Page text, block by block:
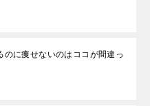
のに痩せないのはココが間違っ